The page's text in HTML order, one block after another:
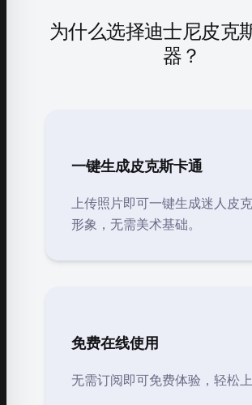
为什么选择迪士尼皮克
器？
一键生成皮克斯卡通
上传照片即可一键生成迷人皮
形象，无需美术基础。
免费在线使用
无需订阅即可免费体验，轻松上